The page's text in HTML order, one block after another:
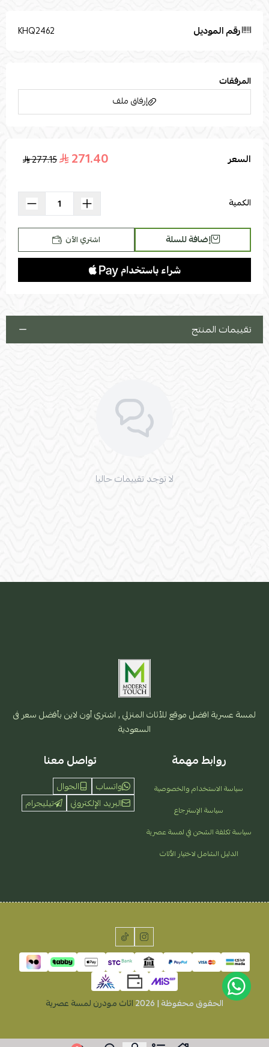
رقم الموديل KHQ2462
المرفقات
إرفاق ملف
اسحب و افلت الملف هنا
السعر 271.40
277.15
الكمية
إضافة للسلة اشتري الآن
تقييمات المنتج
لا توجد تقييمات حاليا
لمسة عسرية افضل موقع للأثاث المنزلي , اشتري أون لاين بأفضل سعر فى
السعودية
روابط مهمة
سياسة الاستخدام والخصوصية
سياسة الإسترجاع
سياسة تكلفة الشحن في لمسة عصرية
الدليل الشامل لاختيار الأثاث
تواصل معنا
واتساب
الجوال
البريد الإلكتروني
تيليجرام
الحقوق محفوظة | 2026 اثاث مودرن لمسة عصرية